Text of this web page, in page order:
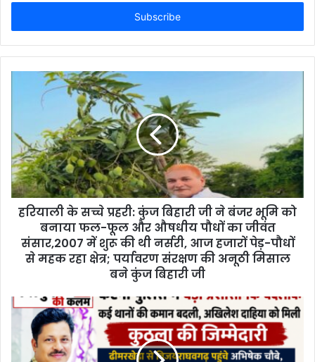
t
r
y
a
l
a
d
हरियाली के सच्चे प्रहरी: कुंज बिहारी जी ने बंजर भूमि को
बनाया फल-फूल और औषधीय पौधों का जीवंत
संसार,2007 में शुरू की थी नर्सरी, आज हजारों पेड़-पौधों
से महक रहा क्षेत्र; पर्यावरण संरक्षण की अनूठी मिसाल
बने कुंज बिहारी जी